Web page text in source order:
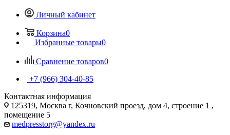
Личный кабинет
Корзина0
Избранные товары0
Сравнение товаров0
+7 (966) 304-40-85
Контактная информация
125319, Москва г, Кочновский проезд, дом 4, строение 1 ,
помещение 5
medpresstorg@yandex.ru